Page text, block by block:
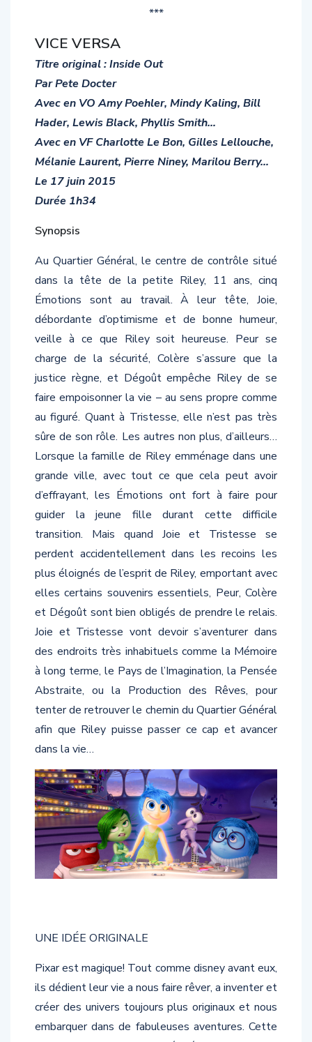
Titre original : Inside Out
Par Pete Docter
Avec en VO Amy Poehler, Mindy Kaling, Bill
Hader, Lewis Black, Phyllis Smith…
Avec en VF Charlotte Le Bon, Gilles Lellouche,
Mélanie Laurent, Pierre Niney, Marilou Berry…
Le 17 juin 2015
Durée 1h34
dans la tête de la petite Riley, 11 ans, cinq
Émotions sont au travail. À leur tête, Joie,
débordante d’optimisme et de bonne humeur,
veille à ce que Riley soit heureuse. Peur se
charge de la sécurité, Colère s’assure que la
justice règne, et Dégoût empêche Riley de se
faire empoisonner la vie – au sens propre comme
au figuré. Quant à Tristesse, elle n’est pas très
sûre de son rôle. Les autres non plus, d’ailleurs…
Lorsque la famille de Riley emménage dans une
grande ville, avec tout ce que cela peut avoir
d’effrayant, les Émotions ont fort à faire pour
guider la jeune fille durant cette difficile
transition. Mais quand Joie et Tristesse se
perdent accidentellement dans les recoins les
plus éloignés de l’esprit de Riley, emportant avec
elles certains souvenirs essentiels, Peur, Colère
et Dégoût sont bien obligés de prendre le relais.
Joie et Tristesse vont devoir s’aventurer dans
des endroits très inhabituels comme la Mémoire
à long terme, le Pays de l’Imagination, la Pensée
Abstraite, ou la Production des Rêves, pour
tenter de retrouver le chemin du Quartier Général
afin que Riley puisse passer ce cap et avancer
dans la vie…
ils dédient leur vie a nous faire rêver, a inventer et
créer des univers toujours plus originaux et nous
embarquer dans de fabuleuses aventures. Cette
fois-ci, Pete Docter a décidé de vous faire